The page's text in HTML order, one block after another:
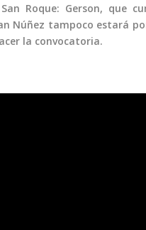
Roque: Gerson, que
Núñez tampoco estará
la convocatoria.